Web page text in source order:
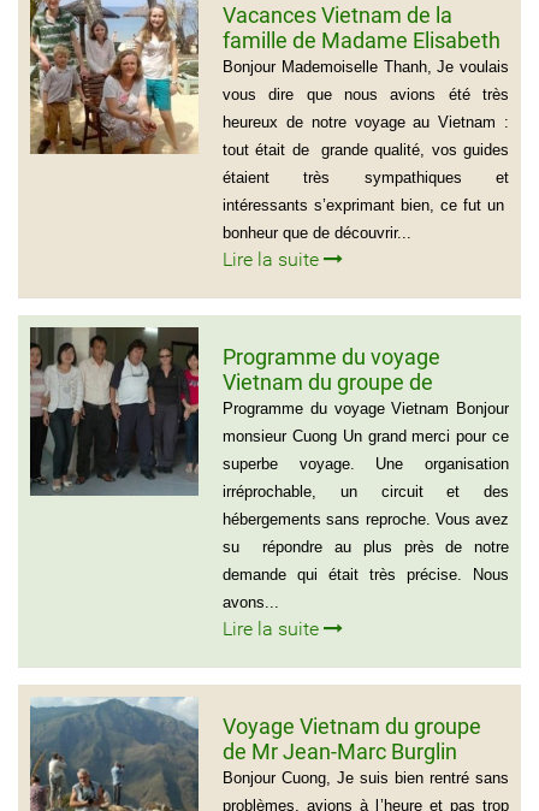
Vacances Vietnam de la
famille de Madame Elisabeth
DE LAUBESPIN (6 personnes)
Bonjour Mademoiselle Thanh, Je voulais
vous dire que nous avions été très
heureux de notre voyage au Vietnam :
tout était de grande qualité, vos guides
étaient très sympathiques et
intéressants s’exprimant bien, ce fut un
bonheur que de découvrir...
Lire la suite
Programme du voyage
Vietnam du groupe de
madame et Mr Jean Marie
Cannac
Programme du voyage Vietnam Bonjour
monsieur Cuong Un grand merci pour ce
superbe voyage. Une organisation
irréprochable, un circuit et des
hébergements sans reproche. Vous avez
su répondre au plus près de notre
demande qui était très précise. Nous
avons...
Lire la suite
Voyage Vietnam du groupe
de Mr Jean-Marc Burglin
(Groupe de 9 personnes)
Bonjour Cuong, Je suis bien rentré sans
problèmes, avions à l’heure et pas trop